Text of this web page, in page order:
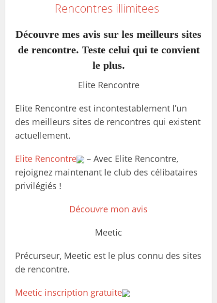
Rencontres illimitees
Découvre mes avis sur les meilleurs sites
de rencontre. Teste celui qui te convient
le plus.
Elite Rencontre
Elite Rencontre est incontestablement l’un
des meilleurs sites de rencontres qui existent
actuellement.
Elite Rencontre
– Avec Elite Rencontre,
rejoignez maintenant le club des célibataires
privilégiés !
Découvre mon avis
Meetic
Précurseur, Meetic est le plus connu des sites
de rencontre.
Meetic inscription gratuite